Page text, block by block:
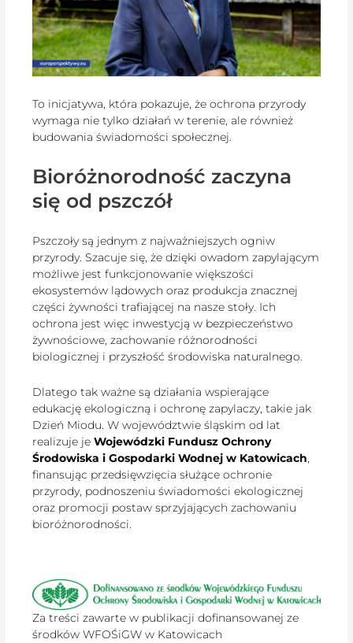
To inicjatywa, która pokazuje, że ochrona przyrody
wymaga nie tylko działań w terenie, ale również
budowania świadomości społecznej.
Bioróżnorodność zaczyna
się od pszczół
Pszczoły są jednym z najważniejszych ogniw
przyrody. Szacuje się, że dzięki owadom zapylającym
możliwe jest funkcjonowanie większości
ekosystemów lądowych oraz produkcja znacznej
części żywności trafiającej na nasze stoły. Ich
ochrona jest więc inwestycją w bezpieczeństwo
żywnościowe, zachowanie różnorodności
biologicznej i przyszłość środowiska naturalnego.
Dlatego tak ważne są działania wspierające
edukację ekologiczną i ochronę zapylaczy, takie jak
Dzień Miodu. W województwie śląskim od lat
realizuje jeWojewódzki Fundusz Ochrony
Środowiska i Gospodarki Wodnej w Katowicach,
finansując przedsięwzięcia służące ochronie
przyrody, podnoszeniu świadomości ekologicznej
oraz promocji postaw sprzyjających zachowaniu
bioróżnorodności.
Za treści zawarte w publikacji dofinansowanej ze
środków WFOŚiGW w Katowicach